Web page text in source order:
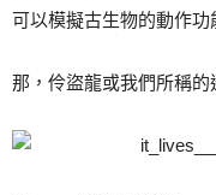
可以模擬古生物的動作功
那，伶盜龍或我們所稱的